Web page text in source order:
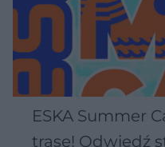
ESKA Summer
trasę! Odwiedź